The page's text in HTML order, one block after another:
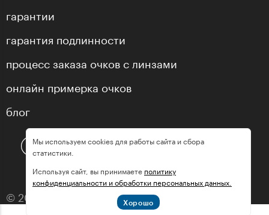
гарантии
гарантия подлинности
процесс заказа очков с линзами
онлайн примерка очков
блог
© 2013—2026 оптика «МастерГлассес»
Мы используем cookies для работы сайта и сбора
статистики.
Используя сайт, вы принимаете политику
конфиденциальности и обработки персональных данных.
Хорошо